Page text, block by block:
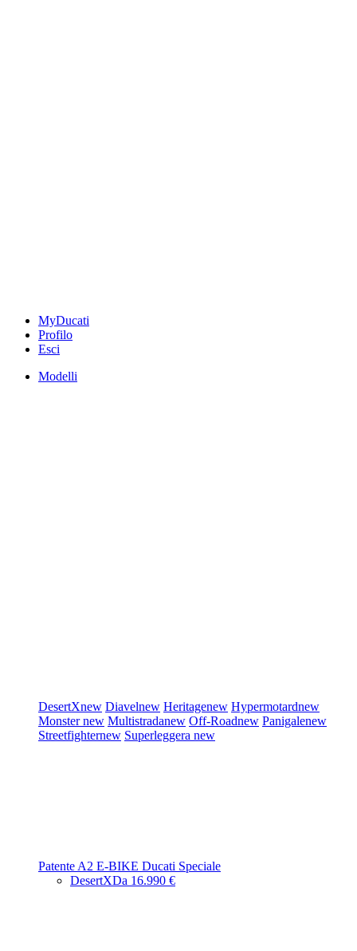
MyDucati
Profilo
Esci
Modelli
DesertXnew Diavelnew Heritagenew Hypermotardnew
Monsternew Multistradanew Off-Roadnew Panigalenew
Streetfighternew Superleggera new
Patente A2 E-BIKE Ducati Speciale
DesertXDa 16.990 €